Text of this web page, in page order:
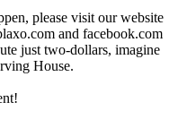
please visit our website
and facebook.com
just two-dollars, imagine
House.